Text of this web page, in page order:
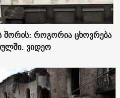
შორის: როგორია ცხოვრება
ვიდეო